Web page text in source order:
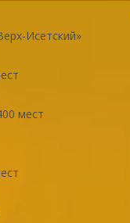
Исетский»
мест